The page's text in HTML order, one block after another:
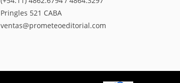
Pringles 521 CABA
ventas@prometeoeditorial.com